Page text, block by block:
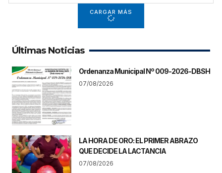
CARGAR MÁS
Últimas Noticias
Ordenanza Municipal Nº 009-2026-DBSH
07/08/2026
LA HORA DE ORO: EL PRIMER ABRAZO
QUE DECIDE LA LACTANCIA
07/08/2026